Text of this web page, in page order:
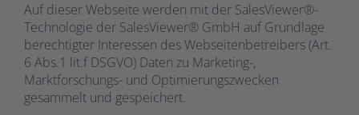
Auf dieser Webseite werden mit der SalesViewer®-
Technologie der SalesViewer® GmbH auf Grundlage
berechtigter Interessen des Webseitenbetreibers (Art.
6 Abs.1 lit.f DSGVO) Daten zu Marketing-,
Marktforschungs- und Optimierungszwecken
gesammelt und gespeichert.